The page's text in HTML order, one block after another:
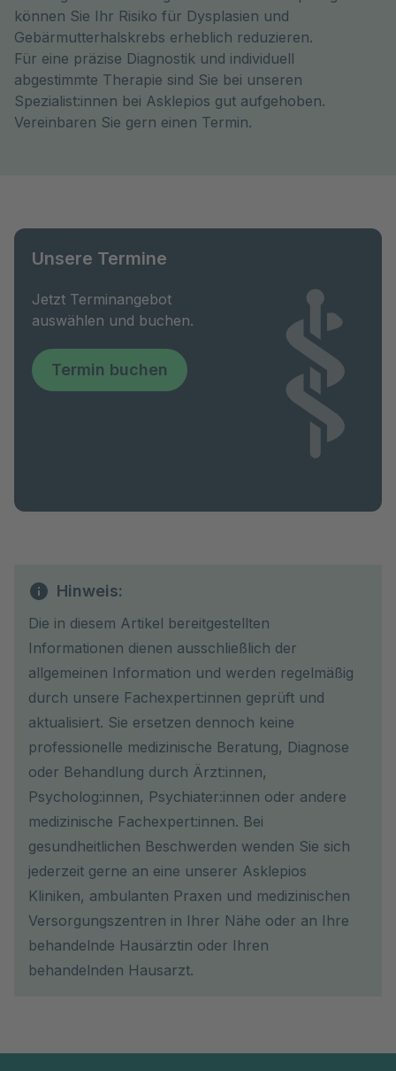
können Sie Ihr Risiko für Dysplasien und
Gebärmutterhalskrebs erheblich reduzieren.
Für eine präzise Diagnostik und individuell
abgestimmte Therapie sind Sie bei unseren
Spezialist:innen bei Asklepios gut aufgehoben.
Vereinbaren Sie gern einen Termin.
Unsere Termine
Jetzt Terminangebot
auswählen und buchen.
Termin buchen
Hinweis:
Die in diesem Artikel bereitgestellten
Informationen dienen ausschließlich der
allgemeinen Information und werden regelmäßig
durch unsere Fachexpert:innen geprüft und
aktualisiert. Sie ersetzen dennoch keine
professionelle medizinische Beratung, Diagnose
oder Behandlung durch Ärzt:innen,
Psycholog:innen, Psychiater:innen oder andere
medizinische Fachexpert:innen. Bei
gesundheitlichen Beschwerden wenden Sie sich
jederzeit gerne an eine unserer Asklepios
Kliniken, ambulanten Praxen und medizinischen
Versorgungszentren in Ihrer Nähe oder an Ihre
behandelnde Hausärztin oder Ihren
behandelnden Hausarzt.